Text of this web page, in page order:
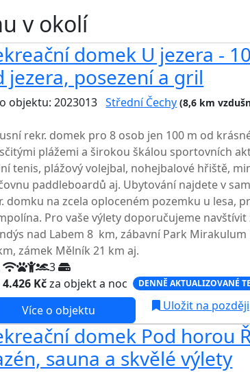
v okolí
domek U jezera -
jezera, posezení a gril
objektu: 2023013 Střední Čechy (8,6 km
rekr. domek pro 8 osob jen 100 m od
plážemi a širokou škálou sportovních
tenis, plážový volejbal, nohejbalové hřiště,
paddleboardů aj. Ubytování najdete v
domku na zcela oploceném pozemku u lesa,
Pro vaše výlety doporučujeme navštívit
nad Labem 8 km, zábavní Park Mirakulum
zámek Mělník 21 km aj.
3
4.426 Kčza objekt a noc DENNĚ AKTUALIZOVANÉ
Více o objektu Uložit na později
domek Pod horou
sauna a skvělé výlety